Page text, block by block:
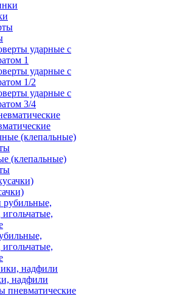
ударные с
1
ударные с
1/2
ударные с
3/4
(клепальные)
надфили